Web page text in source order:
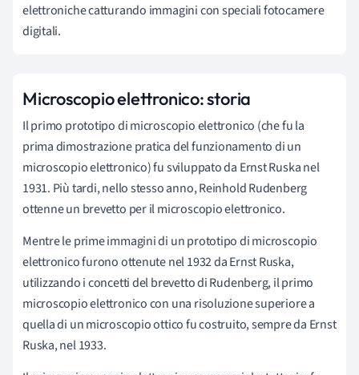
elettroniche catturando immagini con speciali fotocamere
digitali.
Microscopio elettronico: storia
Il primo prototipo di microscopio elettronico (che fu la
prima dimostrazione pratica del funzionamento di un
microscopio elettronico) fu sviluppato da Ernst Ruska nel
1931. Più tardi, nello stesso anno, Reinhold Rudenberg
ottenne un brevetto per il microscopio elettronico.
Mentre le prime immagini di un prototipo di microscopio
elettronico furono ottenute nel 1932 da Ernst Ruska,
utilizzando i concetti del brevetto di Rudenberg, il primo
microscopio elettronico con una risoluzione superiore a
quella di un microscopio ottico fu costruito, sempre da Ernst
Ruska, nel 1933.